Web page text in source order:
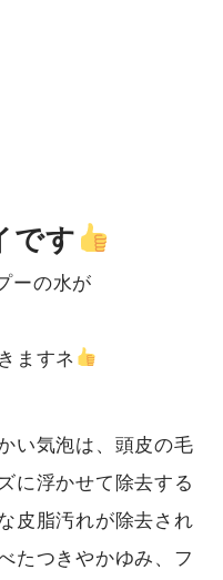
です
ーの水が
ますネ
い気泡は、頭皮の毛
に浮かせて除去する
皮脂汚れが除去され
たつきやかゆみ、フ